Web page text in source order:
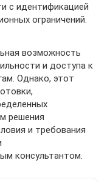
с идентификацией
ограничений.
возможность
и доступа к
Однако, этот
решения
и требования
консультантом.